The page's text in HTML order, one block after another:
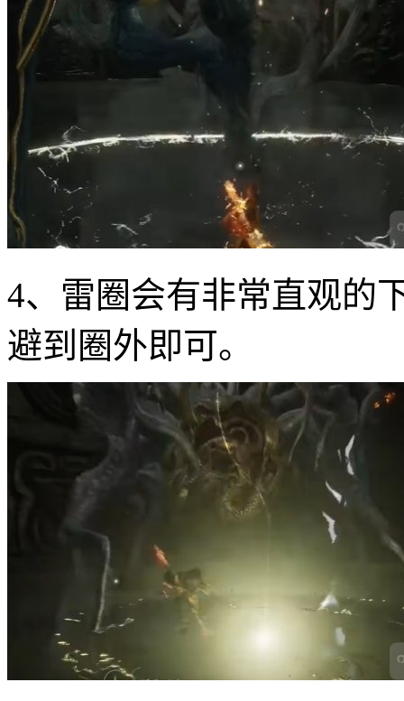
4、雷圈会有非常直观的
避到圈外即可。